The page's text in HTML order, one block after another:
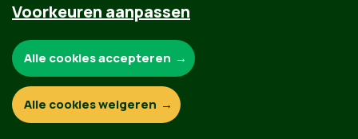
Voorkeuren aanpassen
Functionele en analytische cookies:
Alle cookies accepteren
Alle cookies weigeren